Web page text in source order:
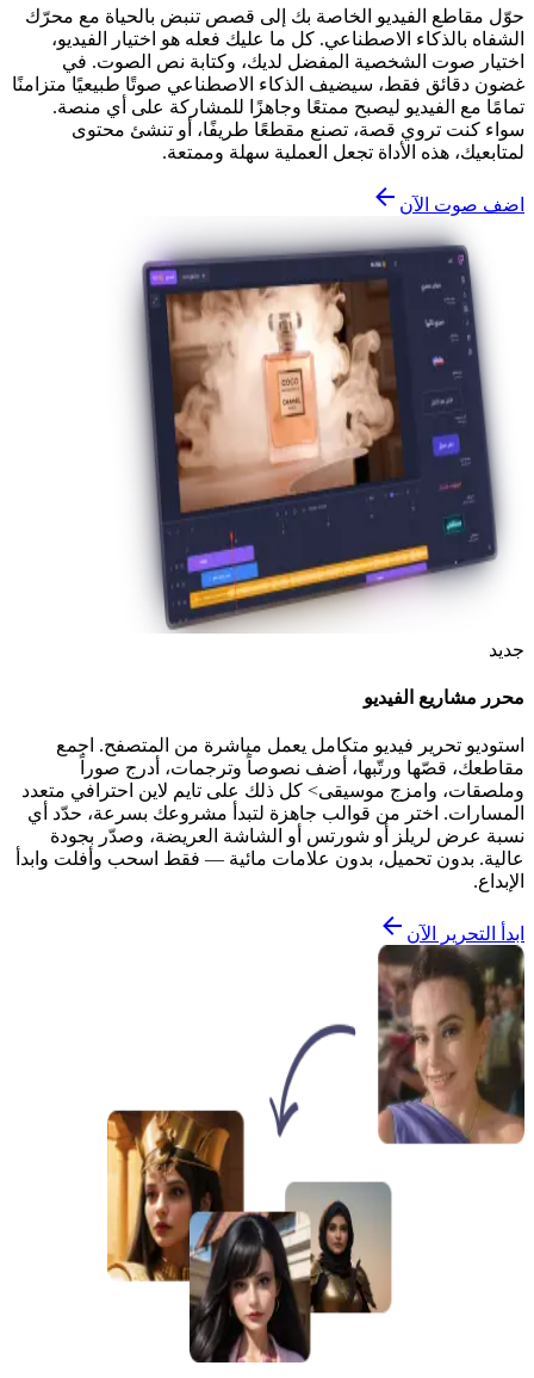
حوّل مقاطع الفيديو الخاصة بك إلى قصص تنبض بالحياة مع محرّك
الشفاه بالذكاء الاصطناعي. كل ما عليك فعله هو اختيار الفيديو،
اختيار صوت الشخصية المفضل لديك، وكتابة نص الصوت. في
غضون دقائق فقط، سيضيف الذكاء الاصطناعي صوتًا طبيعيًا متزامنًا
تمامًا مع الفيديو ليصبح ممتعًا وجاهزًا للمشاركة على أي منصة.
سواء كنت تروي قصة، تصنع مقطعًا طريفًا، أو تنشئ محتوى
لمتابعيك، هذه الأداة تجعل العملية سهلة وممتعة.
اضف صوت الآن
جديد
محرر مشاريع الفيديو
استوديو تحرير فيديو متكامل يعمل مباشرة من المتصفح. اجمع
مقاطعك، قصّها ورتّبها، أضف نصوصاً وترجمات، أدرج صوراً
وملصقات، وامزج موسيقى> كل ذلك على تايم لاين احترافي متعدد
المسارات. اختر من قوالب جاهزة لتبدأ مشروعك بسرعة، حدّد أي
نسبة عرض لريلز أو شورتس أو الشاشة العريضة، وصدّر بجودة
عالية. بدون تحميل، بدون علامات مائية — فقط اسحب وأفلت وابدأ
الإبداع.
ابدأ التحرير الآن